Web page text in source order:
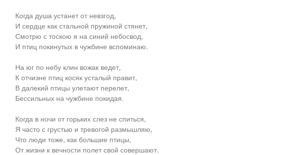
Когда душа устанет от невзгод,
И сердце как стальной пружиной стянет,
Смотрю с тоскою я на синий небосвод,
И птиц покинутых в чужбине вспоминаю.
На юг по небу клин вожак ведет,
К отчизне птиц косяк усталый правит,
В далекий птицы улетают перелет,
Бессильных на чужбине покидая.
Когда в ночи от горьких слез не спиться,
Я часто с грустью и тревогой размышляю,
Что люди тоже, как большие птицы,
От жизни к вечности полет свой совершают.